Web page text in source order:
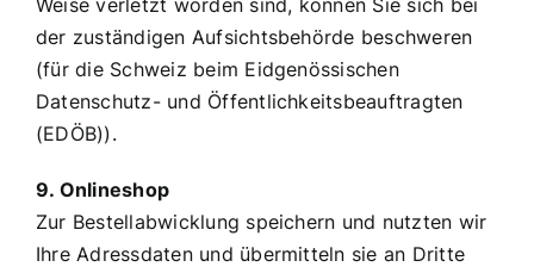
Weise verletzt worden sind, können Sie sich bei
der zuständigen Aufsichtsbehörde beschweren
(für die Schweiz beim Eidgenössischen
Datenschutz- und Öffentlichkeitsbeauftragten
(EDÖB)).
9. Onlineshop
Zur Bestellabwicklung speichern und nutzten wir
Ihre Adressdaten und übermitteln sie an Dritte